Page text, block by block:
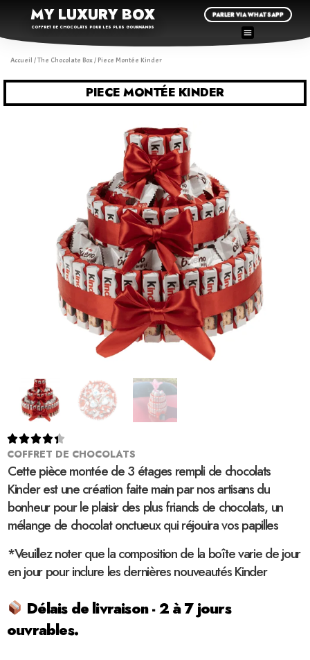
MY LUXURY BOX
COFFRET DE CHOCOLATS POUR LES PLUS GOURMANDS
PARLER VIA WHATSAPP
Accueil /The Chocolate Box/ Piece Montée Kinder
PIECE MONTÉE KINDER

COFFRET DE CHOCOLATS
Cette pièce montée de 3 étages rempli de chocolats
Kinder est une création faite main par nos artisans du
bonheur pour le plaisir des plus friands de chocolats, un
mélange de chocolat onctueux qui réjouira vos papilles
*Veuillez noter que la composition de la boîte varie de jour
en jour pour inclure les dernières nouveautés Kinder
Délais de livraison - 2 à 7 jours
ouvrables.